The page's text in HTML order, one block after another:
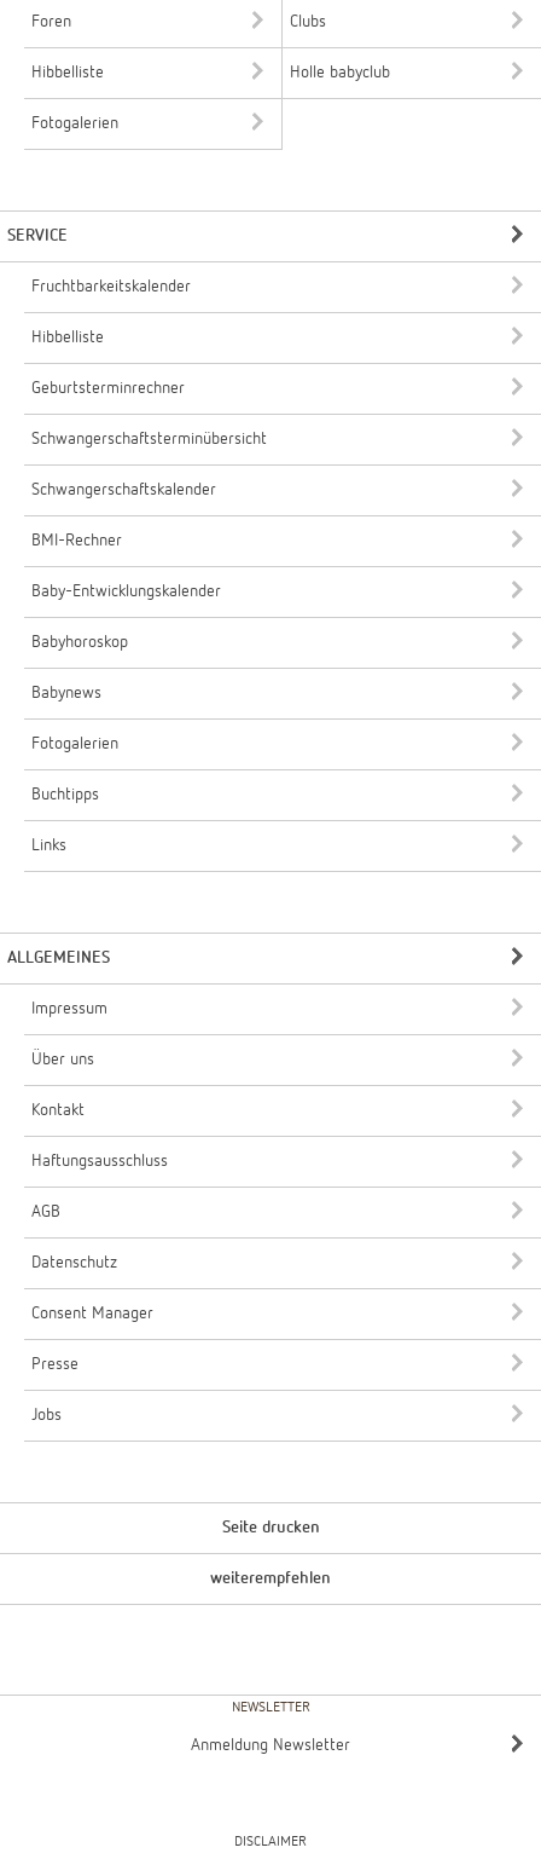
Foren Clubs
Hibbelliste Holle babyclub
Fotogalerien
SERVICE
Fruchtbarkeitskalender
Hibbelliste
Geburtsterminrechner
Schwangerschaftsterminübersicht
Schwangerschaftskalender
BMI-Rechner
Baby-Entwicklungskalender
Babyhoroskop
Babynews
Fotogalerien
Buchtipps
Links
ALLGEMEINES
Impressum
Über uns
Kontakt
Haftungsausschluss
AGB
Datenschutz
Consent Manager
Presse
Jobs
Seite drucken
weiterempfehlen
NEWSLETTER
Anmeldung Newsletter
DISCLAIMER